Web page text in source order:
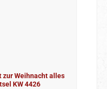
Weihnacht alles
KW 4426